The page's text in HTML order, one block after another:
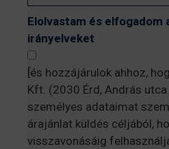
Elolvastam és elfogadom
irányelveket
[és hozzájárulok ahhoz,
Kft. (2030 Érd, András
személyes adataimat
árajánlat küldés céljából,
visszavonásáig